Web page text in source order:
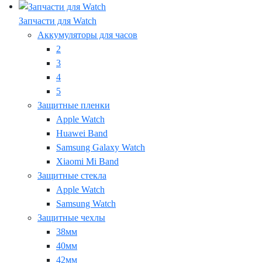
Запчасти для Watch
Аккумуляторы для часов
2
3
4
5
Защитные пленки
Apple Watch
Huawei Band
Samsung Galaxy Watch
Xiaomi Mi Band
Защитные стекла
Apple Watch
Samsung Watch
Защитные чехлы
38мм
40мм
42мм